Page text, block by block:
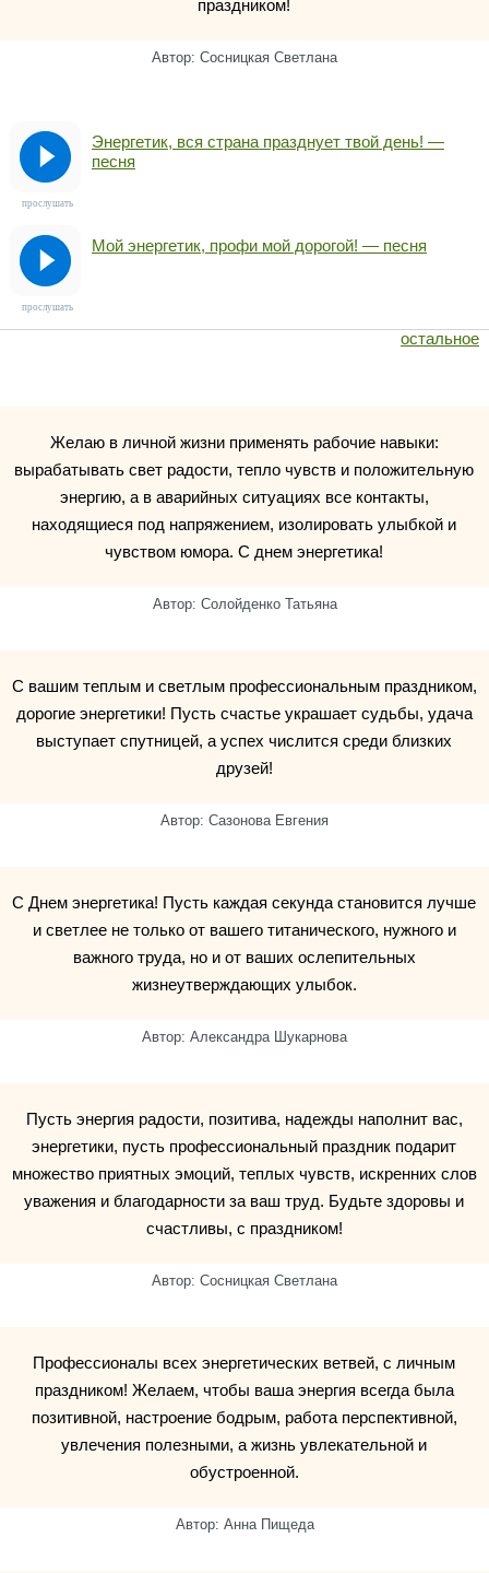
праздником!
Автор: Сосницкая Светлана
Энергетик, вся страна празднует твой день! —
песня
прослушать
Мой энергетик, профи мой дорогой! — песня
прослушать
остальное
Желаю в личной жизни применять рабочие навыки:
вырабатывать свет радости, тепло чувств и положительную
энергию, а в аварийных ситуациях все контакты,
находящиеся под напряжением, изолировать улыбкой и
чувством юмора. С днем энергетика!
Автор: Солойденко Татьяна
С вашим теплым и светлым профессиональным праздником,
дорогие энергетики! Пусть счастье украшает судьбы, удача
выступает спутницей, а успех числится среди близких
друзей!
Автор: Сазонова Евгения
С Днем энергетика! Пусть каждая секунда становится лучше
и светлее не только от вашего титанического, нужного и
важного труда, но и от ваших ослепительных
жизнеутверждающих улыбок.
Автор: Александра Шукарнова
Пусть энергия радости, позитива, надежды наполнит вас,
энергетики, пусть профессиональный праздник подарит
множество приятных эмоций, теплых чувств, искренних слов
уважения и благодарности за ваш труд. Будьте здоровы и
счастливы, с праздником!
Автор: Сосницкая Светлана
Профессионалы всех энергетических ветвей, с личным
праздником! Желаем, чтобы ваша энергия всегда была
позитивной, настроение бодрым, работа перспективной,
увлечения полезными, а жизнь увлекательной и
обустроенной.
Автор: Анна Пищеда